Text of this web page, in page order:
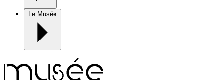
Le Musée